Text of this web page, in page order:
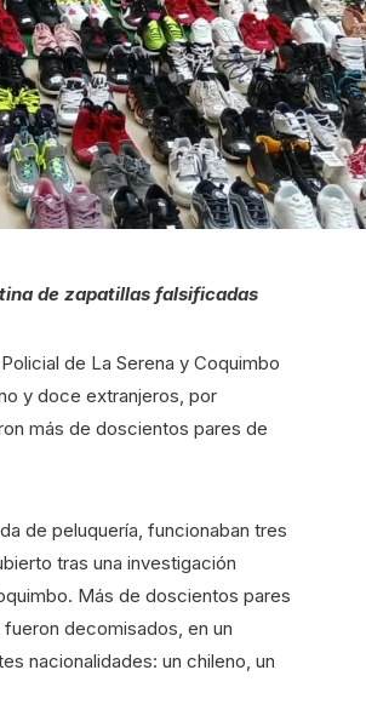
de zapatillas falsificadas
de La Serena y Coquimbo
y doce extranjeros, por
más de doscientos pares de
de peluquería, funcionaban tres
tras una investigación
Más de doscientos pares
decomisados, en un
nacionalidades: un chileno, un